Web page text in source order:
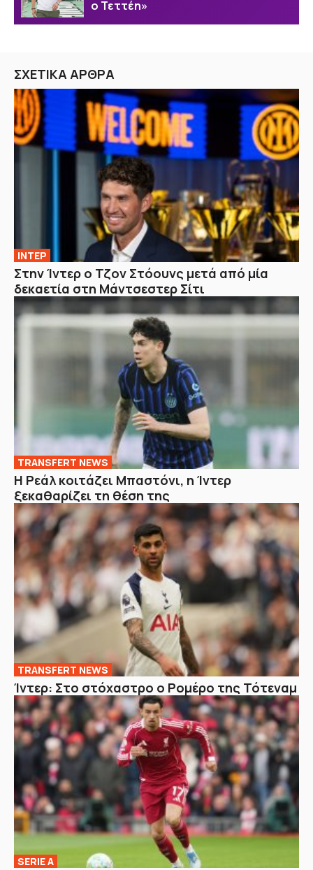
ο Τεττέη»
ΣΧΕΤΙΚΑ ΑΡΘΡΑ
ΙΝΤΕΡ
Στην Ίντερ ο Τζον Στόουνς μετά από μία
δεκαετία στη Μάντσεστερ Σίτι
TRANSFERT NEWS
Η Ρεάλ κοιτάζει Μπαστόνι, η Ίντερ
ξεκαθαρίζει τη θέση της
TRANSFERT NEWS
Ίντερ: Στο στόχαστρο ο Ρομέρο της Τότεναμ
SERIE A